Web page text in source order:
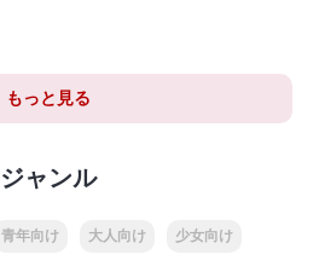
もっと見る
ジャンル
青年向け 大人向け 少女向け